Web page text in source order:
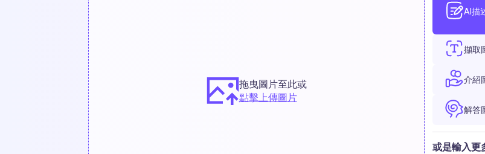
拖曳圖片至此或
點擊上傳圖片
AI描
擷取
介紹
解答
或是輸入更